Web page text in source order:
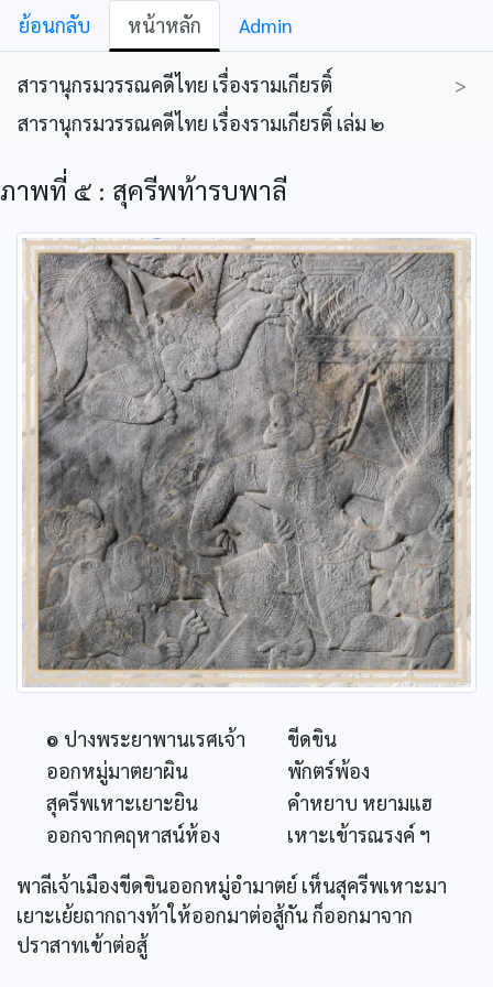
ย้อนกลับ หน้าหลัก Admin
สารานุกรมวรรณคดีไทย เรื่องรามเกียรติ์
>
สารานุกรมวรรณคดีไทย เรื่องรามเกียรติ์ เล่ม ๒
ภาพที่ ๕ : สุครีพท้ารบพาลี
๏ ปางพระยาพานเรศเจ้า
ขีดขิน
ออกหมู่มาตยาผิน
พักตร์พ้อง
สุครีพเหาะเยาะยิน
คำหยาบ หยามแฮ
ออกจากคฤหาสน์ห้อง
เหาะเข้ารณรงค์ ฯ
พาลีเจ้าเมืองขีดขินออกหมู่อำมาตย์ เห็นสุครีพเหาะมา
เยาะเย้ยถากถางท้าให้ออกมาต่อสู้กัน ก็ออกมาจาก
ปราสาทเข้าต่อสู้